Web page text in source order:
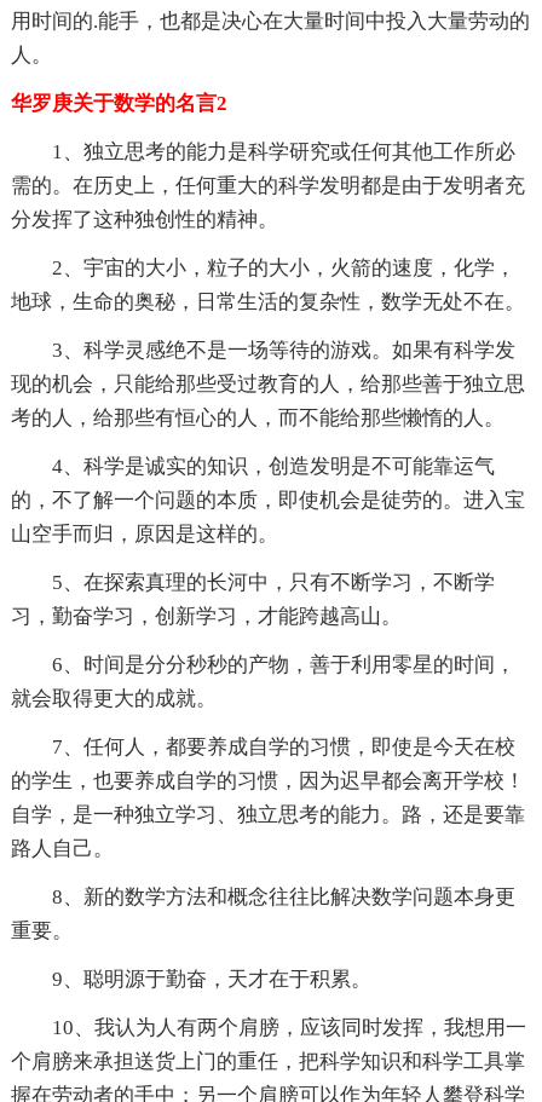
用时间的.能手，也都是决心在大量时间中投入大量劳动的
人。
华罗庚关于数学的名言2
1、独立思考的能力是科学研究或任何其他工作所必
需的。在历史上，任何重大的科学发明都是由于发明者充
分发挥了这种独创性的精神。
2、宇宙的大小，粒子的大小，火箭的速度，化学，
地球，生命的奥秘，日常生活的复杂性，数学无处不在。
3、科学灵感绝不是一场等待的游戏。如果有科学发
现的机会，只能给那些受过教育的人，给那些善于独立思
考的人，给那些有恒心的人，而不能给那些懒惰的人。
4、科学是诚实的知识，创造发明是不可能靠运气
的，不了解一个问题的本质，即使机会是徒劳的。进入宝
山空手而归，原因是这样的。
5、在探索真理的长河中，只有不断学习，不断学
习，勤奋学习，创新学习，才能跨越高山。
6、时间是分分秒秒的产物，善于利用零星的时间，
就会取得更大的成就。
7、任何人，都要养成自学的习惯，即使是今天在校
的学生，也要养成自学的习惯，因为迟早都会离开学校！
自学，是一种独立学习、独立思考的能力。路，还是要靠
路人自己。
8、新的数学方法和概念往往比解决数学问题本身更
重要。
9、聪明源于勤奋，天才在于积累。
10、我认为人有两个肩膀，应该同时发挥，我想用一
个肩膀来承担送货上门的重任，把科学知识和科学工具掌
握在劳动者的手中；另一个肩膀可以作为年轻人攀登科学